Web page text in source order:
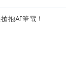
抱AI筆電！